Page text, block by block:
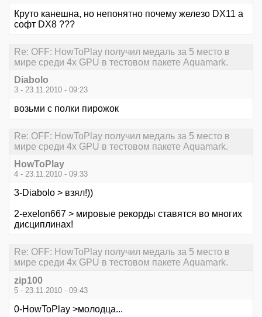
Круто канешна, но непонятно почему железо DX11 а
софт DX8 ???
Re: OFF: HowToPlay получил медаль за 5 место в
мире среди 4х GPU в тестовом пакете Aquamark.
Diabolo
3 - 23.11.2010 - 09:23
возьми с полки пирожок
Re: OFF: HowToPlay получил медаль за 5 место в
мире среди 4х GPU в тестовом пакете Aquamark.
HowToPlay
4 - 23.11.2010 - 09:33
3-Diabolo > взял!))
2-exelon667 > мировые рекорды ставятся во многих
дисциплинах!
Re: OFF: HowToPlay получил медаль за 5 место в
мире среди 4х GPU в тестовом пакете Aquamark.
zip100
5 - 23.11.2010 - 09:43
0-HowToPlay >молодца...